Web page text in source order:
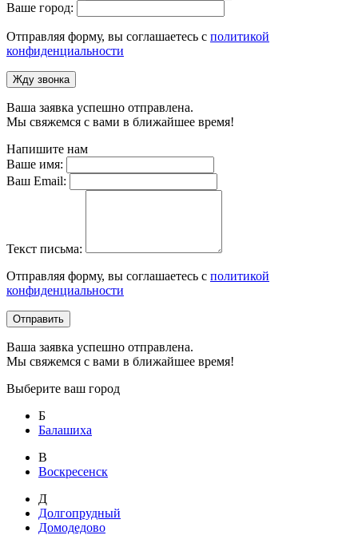
Ваше город:
Отправляя форму, вы соглашаетесь с политикой
конфиденциальности
Жду звонка
Ваша заявка успешно отправлена.
Мы свяжемся с вами в ближайшее время!
Напишите нам
Ваше имя:
Ваш Email:
Текст письма:
Отправляя форму, вы соглашаетесь с политикой
конфиденциальности
Отправить
Ваша заявка успешно отправлена.
Мы свяжемся с вами в ближайшее время!
Выберите ваш город
Б
Балашиха
В
Воскресенск
Д
Долгопрудный
Домодедово